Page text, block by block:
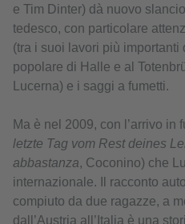
e Tim Dinter) dà nuovo
tedesco, con particolare
(tra i suoi lavori più
popolare di Halle e al
Lucerna) e i saggi a fumetti.
Ma è nel 2009, con l’arrivo in
letzte Tag vom Rest deines
abbastanza, Coconino) che
internazionale. Il racconto
compiuto da due ragazze, a
dall’Austria all’Italia è una